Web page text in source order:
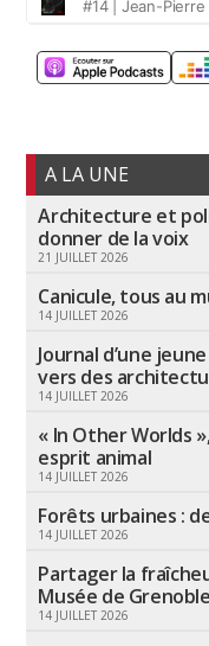
A LA UNE
Architecture et
donner de la voix
21 JUILLET 2026
Canicule, tous au
14 JUILLET 2026
Journal d’une
vers des
14 JUILLET 2026
« In Other Worlds
esprit animal
14 JUILLET 2026
Forêts urbaines :
14 JUILLET 2026
Partager la
Musée de Grenoble
14 JUILLET 2026